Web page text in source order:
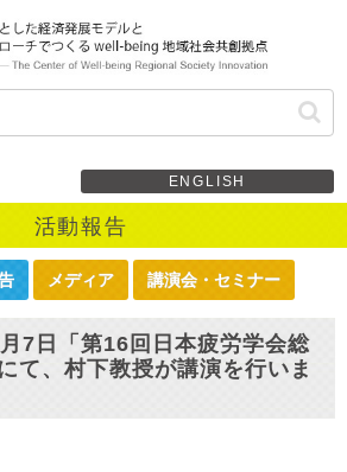
ENGLISH
活動報告
メディア 講演会・セミナー
月7日「第16回日本疲労学会総
て、村下教授が講演を行いま